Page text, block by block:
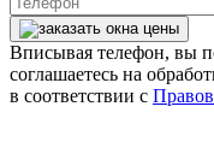
Вписывая телефон, вы
соглашаетесь на
в соответствии с